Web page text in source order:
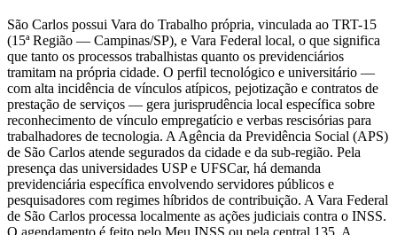
São Carlos possui Vara do Trabalho própria, vinculada ao TRT-15
(15ª Região — Campinas/SP), e Vara Federal local, o que significa
que tanto os processos trabalhistas quanto os previdenciários
tramitam na própria cidade. O perfil tecnológico e universitário —
com alta incidência de vínculos atípicos, pejotização e contratos de
prestação de serviços — gera jurisprudência local específica sobre
reconhecimento de vínculo empregatício e verbas rescisórias para
trabalhadores de tecnologia. A Agência da Previdência Social (APS)
de São Carlos atende segurados da cidade e da sub-região. Pela
presença das universidades USP e UFSCar, há demanda
previdenciária específica envolvendo servidores públicos e
pesquisadores com regimes híbridos de contribuição. A Vara Federal
de São Carlos processa localmente as ações judiciais contra o INSS.
O agendamento é feito pelo Meu INSS ou pela central 135. A